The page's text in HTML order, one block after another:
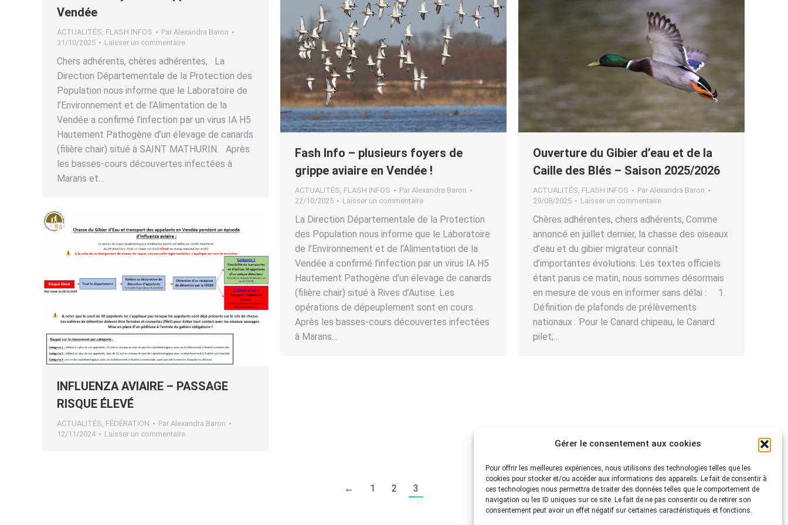
Gérer le consentement aux cookies
Pour offrir les meilleures expériences, nous utilisons des technologies telles que les
cookies pour stocker et/ou accéder aux informations des appareils. Le fait de consentir à
ces technologies nous permettra de traiter des données telles que le comportement de
navigation ou les ID uniques sur ce site. Le fait de ne pas consentir ou de retirer son
consentement peut avoir un effet négatif sur certaines caractéristiques et fonctions.
Vendée
ACTUALITÉS, FLASH INFOS Par Alexandra Baron
31/10/2025
Laisser un commentaire
Chers adhérents, chères adhérentes, La
Direction Départementale de la Protection des
Population nous informe que le Laboratoire de
l’Environnement et de l’Alimentation de la
Vendée a confirmé l’infection par un virus IA H5
Hautement Pathogène d’un élevage de canards
(filière chair) situé à SAINT MATHURIN. Après
les basses-cours découvertes infectées à
Marans et…
Fash Info – plusieurs foyers de
grippe aviaire en Vendée !
ACTUALITÉS FLASH INFOS Par Alexandra Baron
22/10/2025
Laisser un commentaire
La Direction Départementale de la Protection
des Population nous informe que le Laboratoire
de l’Environnement et de l’Alimentation de la
Vendée a confirmé l’infection par un virus IA H5
Hautement Pathogène d’un élevage de canards
(filière chair) situé à Rives d’Autise. Les
opérations de dépeuplement sont en cours.
Après les basses-cours découvertes infectées
à Marans…
Ouverture du Gibier d’eau et de la
Caille des Blés – Saison 2025/2026
ACTUALITÉS, FLASH INFOS Par Alexandra Baron
29/08/2025
Laisser un commentaire
Chères adhérentes, chers adhérents, Comme
annoncé en juillet dernier, la chasse des oiseaux
d’eau et du gibier migrateur connaît
d’importantes évolutions. Les textes officiels
étant parus ce matin, nous sommes désormais
en mesure de vous en informer sans délai : 1.
Définition de plafonds de prélèvements
nationaux : Pour le Canard chipeau, le Canard
pilet,…
INFLUENZA AVIAIRE – PASSAGE
RISQUE ÉLEVÉ
ACTUALITÉS, FÉDÉRATION Par Alexandra Baron
12/11/2024
Laisser un commentaire
← 1 2 3